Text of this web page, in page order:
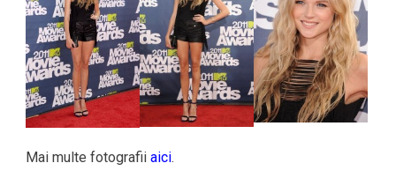
Mai multe fotografiiaici.